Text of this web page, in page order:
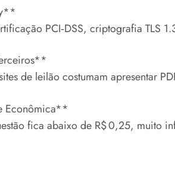
PCI‑DSS, criptografia TLS
de leilão costumam apresentar
Econômica**
fica abaixo de R$ 0,25, muito